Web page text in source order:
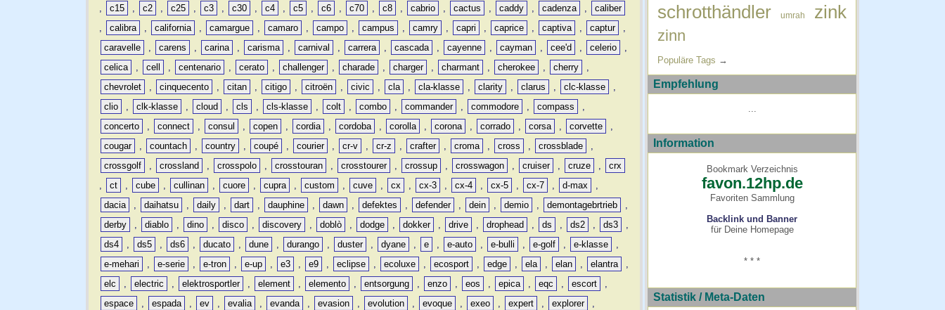
,
c15 , c2 , c25 , c3 , c30 , c4 , c5 , c6 , c70 , c8 , cabrio , cactus , caddy , cadenza ,
caliber
,
calibra , california , camargue , camaro , campo , campus , camry , capri , caprice , captiva , captur
,
caravelle
, carens , carina , carisma , carnival , carrera , cascada , cayenne , cayman , cee'd , celerio
,
celica
, cell , centenario , cerato , challenger , charade , charger , charmant , cherokee , cherry
,
chevrolet
, cinquecento , citan , citigo , citroën , civic , cla , cla-klasse , clarity , clarus , clc-klasse
,
clio
, clk-klasse , cloud , cls , cls-klasse , colt , combo , commander , commodore , compass
,
concerto
, connect , consul , copen , cordia , cordoba , corolla , corona , corrado , corsa , corvette
,
cougar
, countach , country , coupé , courier , cr-v , cr-z , crafter , croma , cross , crossblade
,
crossgolf
, crossland , crosspolo , crosstouran , crosstourer , crossup , crosswagon , cruiser , cruze ,
crx
,
ct , cube , cullinan , cuore , cupra , custom , cuve , cx , cx-3 , cx-4 , cx-5 , cx-7 , d-max
,
dacia
, daihatsu , daily , dart , dauphine , dawn , defektes , defender , dein , demio , demontagebrtrieb
,
derby
, diablo , dino , disco , discovery , doblò , dodge , dokker , drive , drophead , ds , ds2 , ds3
,
ds4
, ds5 , ds6 , ducato , dune , durango , duster , dyane , e , e-auto , e-bulli , e-golf , e-klasse
,
e-mehari
, e-serie , e-tron , e-up , e3 , e9 , eclipse , ecoluxe , ecosport , edge , ela , elan , elantra
,
elc
, electric , elektrosportler , element , elemento , entsorgung , enzo , eos , epica , eqc , escort
,
espace
, espada , ev , evalia , evanda , evasion , evolution , evoque , exeo , expert , explorer
,
schrotthändler umrah zink
zinn
Populäre Tags →
Empfehlung
Information
Bookmark Verzeichnis
favon.12hp.de
Favoriten Sammlung
Backlink und Banner
für Deine Homepage
* * *
Statistik / Meta-Daten